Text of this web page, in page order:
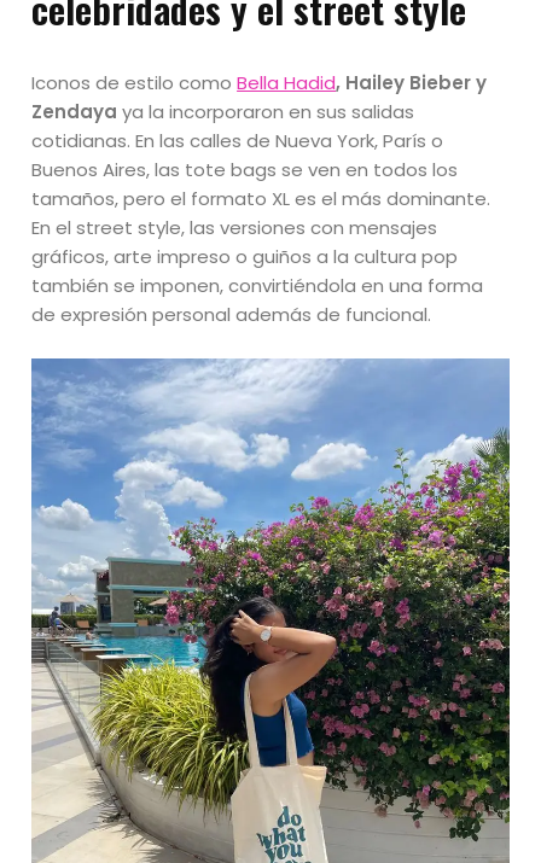
Iconos de estilo comoBella Hadid, Hailey Bieber y
Zendaya ya la incorporaron en sus salidas
cotidianas. En las calles de Nueva York, París o
Buenos Aires, las tote bags se ven en todos los
tamaños, pero el formato XL es el más dominante.
En el street style, las versiones con mensajes
gráficos, arte impreso o guiños a la cultura pop
también se imponen, convirtiéndola en una forma
de expresión personal además de funcional.